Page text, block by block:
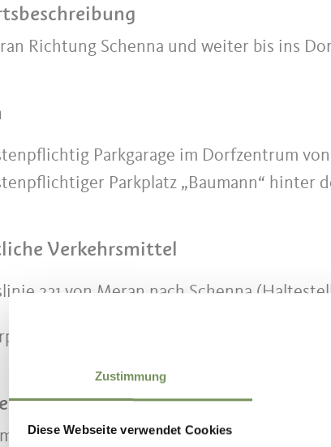
Zustimmung
Diese Webseite verwendet Cookies
Richtung Schenna und weiter bis ins
Parkgarage im Dorfzentrum von
Parkplatz „Baumann“ hinter
Verkehrsmittel
231 von Meran nach Schenna
findest du auf
Autors
unterwegs: im Zentrum von